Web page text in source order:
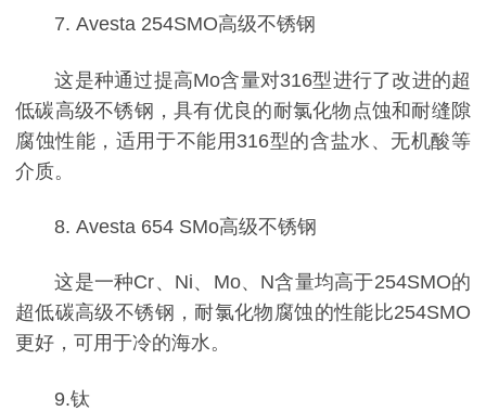
7. Avesta 254SMO高级不锈钢
这是种通过提高Mo含量对316型进行了改进的超
低碳高级不锈钢，具有优良的耐氯化物点蚀和耐缝隙
腐蚀性能，适用于不能用316型的含盐水、无机酸等
介质。
8. Avesta 654 SMo高级不锈钢
这是一种Cr、Ni、Mo、N含量均高于254SMO的
超低碳高级不锈钢，耐氯化物腐蚀的性能比254SMO
更好，可用于冷的海水。
9.钛